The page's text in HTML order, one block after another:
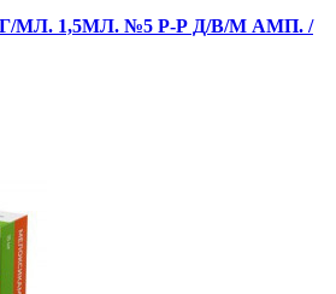
1,5МЛ. №5 Р-Р Д/В/М АМП. /